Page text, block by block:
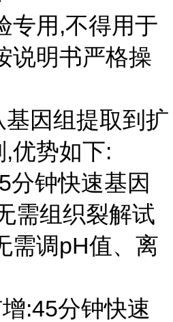
专用,不得用于
说明书严格操
因组提取到扩
优势如下:
分钟快速基因
需组织裂解试
需调pH值、离
:45分钟快速